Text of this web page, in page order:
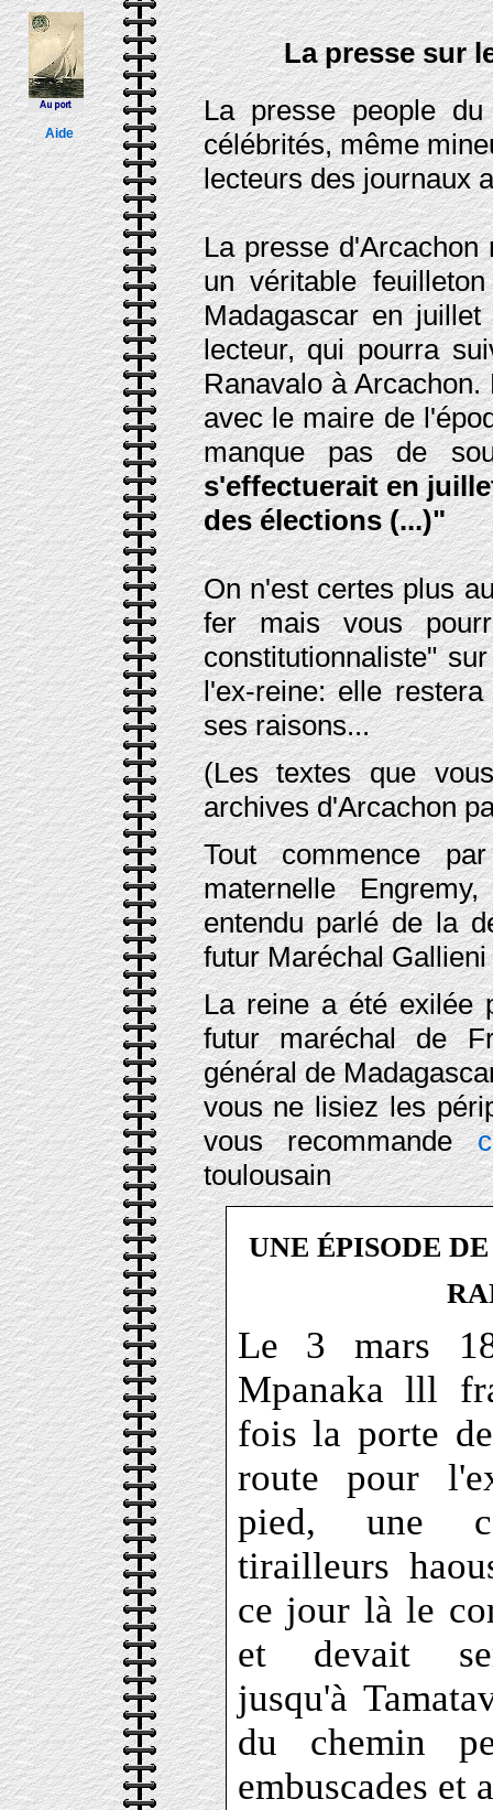
Aide
La presse sur
La presse people
célébrités, même
lecteurs des journaux
La presse
un véritable
Madagascar en
lecteur, qui pourra
Ranavalo à
avec le maire de
manque pas de
s'effectuerait en
des élections (...)"
On n'est certes plus
fer mais vous
constitutionnaliste"
l'ex-reine: elle
ses raisons...
(Les textes que
archives d'Arcachon
Tout commence
maternelle
entendu parlé de la
futur Maréchal Gallieni
La reine a été exilée
futur maréchal de
général de
vous ne lisiez les
vous recommande
toulousain
UNE ÉPISODE
Le 3 mars
Mpanaka lll
fois la porte
route pour
pied, une
tirailleurs
ce jour là le
et devait
jusqu'à
du chemin
embuscades et